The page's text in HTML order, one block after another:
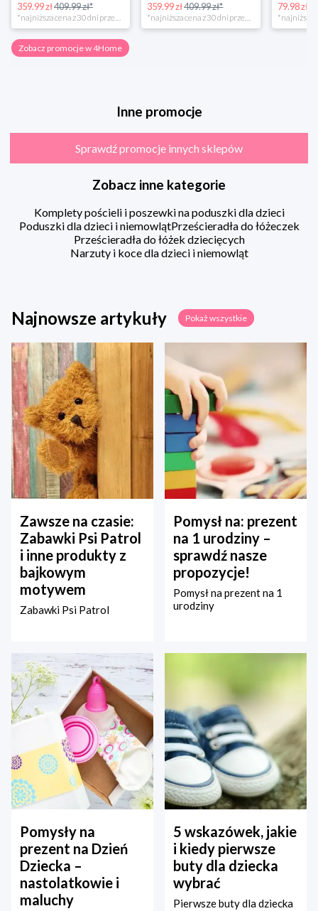
359.99 zł409.99 zł* 359.99 zł409.99 zł* 79.98 zł
Zobacz promocje w 4Home
Inne promocje
Sprawdź promocje innych sklepów
Zobacz inne kategorie
Komplety pościeli i poszewki na poduszki dla dzieci
Poduszki dla dzieci i niemowlątPrześcieradła do łóżeczek
Prześcieradła do łóżek dziecięcych
Narzuty i koce dla dzieci i niemowląt
Najnowsze artykuły Pokaż wszystkie
Zawsze na czasie:
Zabawki Psi Patrol
i inne produkty z
bajkowym
motywem
Zabawki Psi Patrol
Pomysł na: prezent
na 1 urodziny –
sprawdź nasze
propozycje!
Pomysł na prezent na 1
urodziny
Pomysły na
prezent na Dzień
Dziecka –
nastolatkowie i
maluchy
5 wskazówek, jakie
i kiedy pierwsze
buty dla dziecka
wybrać
Pierwsze buty dla dziecka